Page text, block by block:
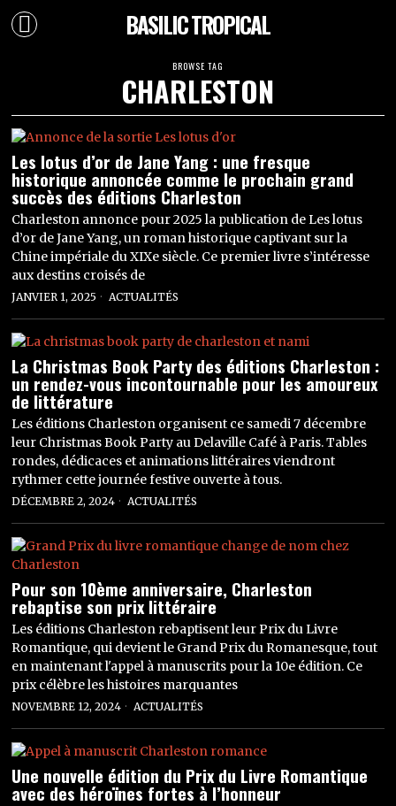
BASILIC TROPICAL
BROWSE TAG
CHARLESTON
Les lotus d’or de Jane Yang : une fresque
historique annoncée comme le prochain grand
succès des éditions Charleston
Charleston annonce pour 2025 la publication de Les lotus
d’or de Jane Yang, un roman historique captivant sur la
Chine impériale du XIXe siècle. Ce premier livre s’intéresse
aux destins croisés de
JANVIER 1, 2025 ACTUALITÉS
La Christmas Book Party des éditions Charleston :
un rendez-vous incontournable pour les amoureux
de littérature
Les éditions Charleston organisent ce samedi 7 décembre
leur Christmas Book Party au Delaville Café à Paris. Tables
rondes, dédicaces et animations littéraires viendront
rythmer cette journée festive ouverte à tous.
DÉCEMBRE 2, 2024 ACTUALITÉS
Pour son 10ème anniversaire, Charleston
rebaptise son prix littéraire
Les éditions Charleston rebaptisent leur Prix du Livre
Romantique, qui devient le Grand Prix du Romanesque, tout
en maintenant l'appel à manuscrits pour la 10e édition. Ce
prix célèbre les histoires marquantes
NOVEMBRE 12, 2024 ACTUALITÉS
Une nouvelle édition du Prix du Livre Romantique
avec des héroïnes fortes à l’honneur